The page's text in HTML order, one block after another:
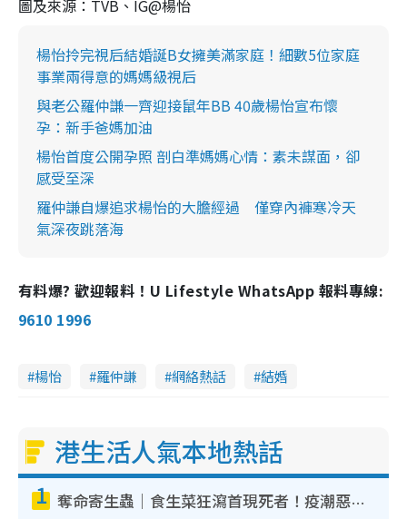
圖及來源：TVB、IG@楊怡
楊怡拎完視后結婚誕B女擁美滿家庭！細數5位家庭
事業兩得意的媽媽級視后
與老公羅仲謙一齊迎接鼠年BB 40歲楊怡宣布懷
孕：新手爸媽加油
楊怡首度公開孕照 剖白準媽媽心情：素未謀面，卻
感受至深
羅仲謙自爆追求楊怡的大膽經過 僅穿內褲寒冷天
氣深夜跳落海
有料爆? 歡迎報料！U Lifestyle WhatsApp 報料專線:
9610 1996
楊怡 羅仲謙 網絡熱話 結婚
港生活人氣本地熱話
1 奪命寄生蟲｜食生菜狂瀉首現死者！疫潮惡化錄1.8萬宗病例 揭洗菜3大謬誤